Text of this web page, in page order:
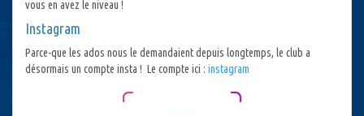
vous en avez le niveau !
Instagram
Parce-que les ados nous le demandaient depuis longtemps, le club a
désormais un compte insta ! Le compte ici : instagram